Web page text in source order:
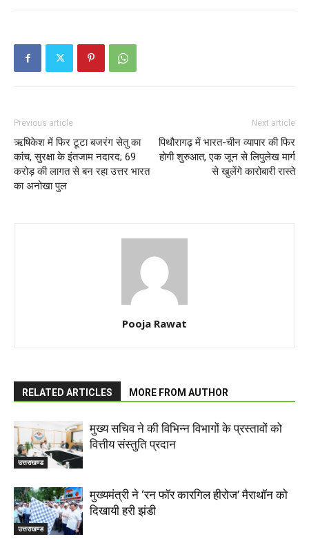
Previous article
ऋषिकेश में फिर टूटा बजरंग सेतु का
कांच, सुरक्षा के इंतजाम नदारद; 69
करोड़ की लागत से बन रहा उत्तर भारत
का अनोखा पुल
Next article
पिथौरागढ़ में भारत-चीन व्यापार की फिर
होगी शुरुआत, एक जून से लिपुलेख मार्ग
से खुलेंगे कारोबारी रास्ते
Pooja Rawat
RELATED ARTICLES MORE FROM AUTHOR
उत्तराखण्ड
मुख्य सचिव ने की विभिन्न विभागों के प्रस्तावों को
वित्तीय संस्तुति प्रदान
उत्तराखण्ड
मुख्यमंत्री ने ‘रन फॉर कारगिल हीरोज’ मैराथॉन को
दिखायी हरी झंडी